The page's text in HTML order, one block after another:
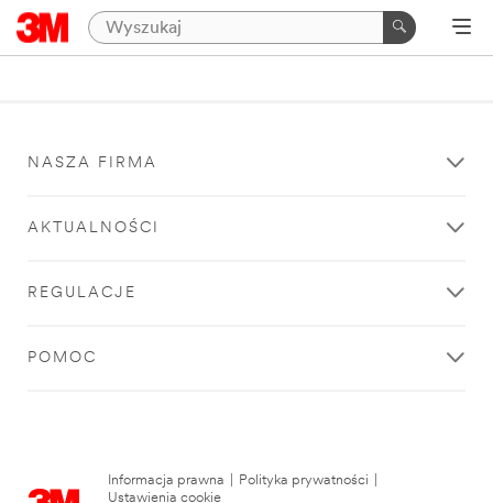
NASZA FIRMA
AKTUALNOŚCI
REGULACJE
POMOC
Informacja prawna Polityka prywatności
Ustawienia cookie